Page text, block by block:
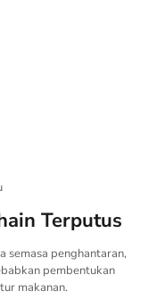
Terputus
semasa penghantaran,
pembentukan
makanan.